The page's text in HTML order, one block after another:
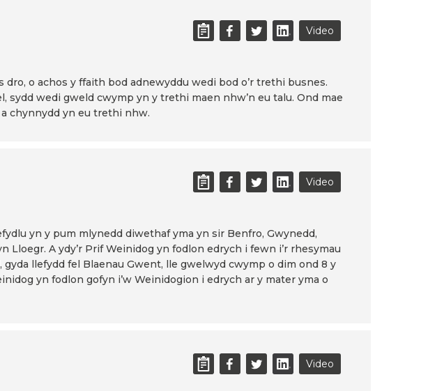
Video
o achos y ffaith bod adnewyddu wedi bod o’r trethi busnes.
wedi gweld cwymp yn y trethi maen nhw’n eu talu. Ond mae
chynnydd yn eu trethi nhw.
Video
yn y pum mlynedd diwethaf yma yn sir Benfro, Gwynedd,
Lloegr. A ydy’r Prif Weinidog yn fodlon edrych i fewn i’r rhesymau
llefydd fel Blaenau Gwent, lle gwelwyd cwymp o dim ond 8 y
yn fodlon gofyn i’w Weinidogion i edrych ar y mater yma o
Video